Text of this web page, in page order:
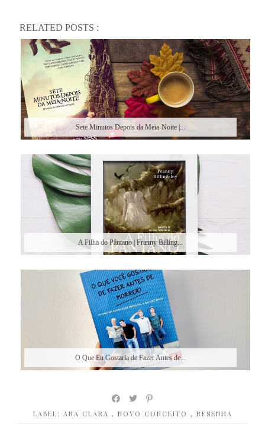
RELATED POSTS :
Sete Minutos Depois da Meia-Noite |...
A Filha do Pântano | Franny Billing...
O Que Eu Gostaria de Fazer Antes de...
LABEL: ANA CLARA , NOVO CONCEITO , RESENHA